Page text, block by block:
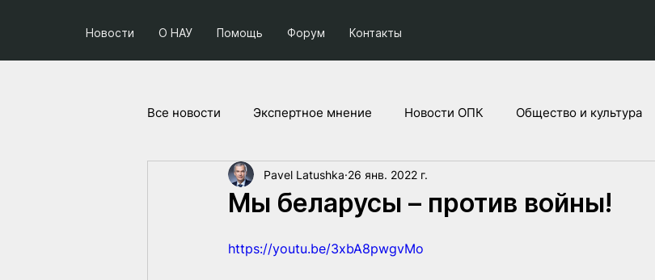
Новости О НАУ Помощь Форум Контакты
Все новости Экспертное мнение Новости ОПК Общество и культура
Социум и политика Проекты НАУ
Мы беларусы – против войны!
Pavel Latushka 26 янв. 2022 г.
https://youtu.be/3xbA8pwgvMo